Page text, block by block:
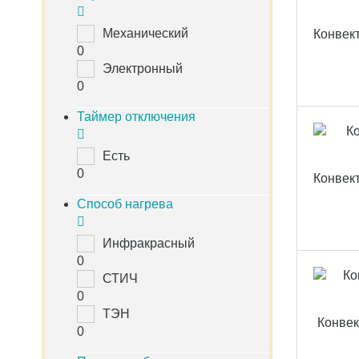
Механический
0
Электронный
0
Таймер отключения
Есть
0
Способ нагрева
Инфракрасный
0
СТИЧ
0
ТЭН
0